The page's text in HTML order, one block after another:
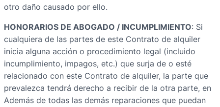
otro daño causado por ello.
HONORARIOS DE ABOGADO / INCUMPLIMIENTO: Si
cualquiera de las partes de este Contrato de alquiler
inicia alguna acción o procedimiento legal (incluido
incumplimiento, impagos, etc.) que surja de o esté
relacionado con este Contrato de alquiler, la parte que
prevalezca tendrá derecho a recibir de la otra parte, en
Además de todas las demás reparaciones que puedan